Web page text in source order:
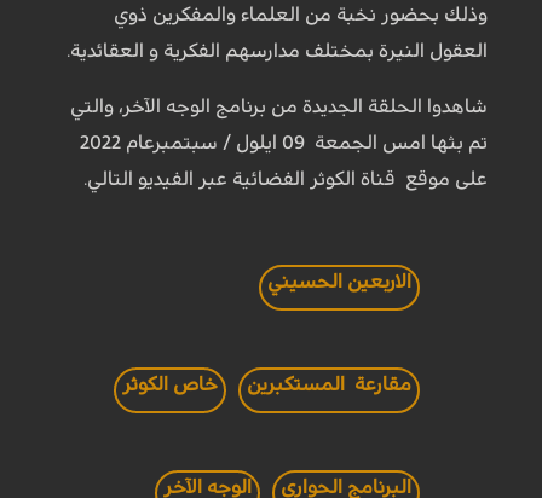
وذلك بحضور نخبة من العلماء والمفكرين ذوي
العقول النيرة بمختلف مدارسهم الفكرية و العقائدية.
شاهدوا الحلقة الجديدة من برنامج الوجه الآخر، والتي
تم بثها امس الجمعة 09 ايلول / سبتمبرعام 2022
على موقع قناة الكوثر الفضائية عبر الفيديو التالي.
الاربعين الحسيني
مقارعة المستكبرين خاص الكوثر
البرنامج الحواري الوجه الآخر